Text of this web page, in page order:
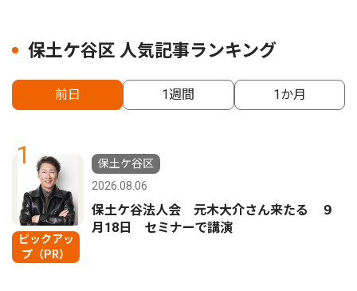
保土ケ谷区 人気記事ランキング
前日 1週間 1か月
1
ピックアッ
プ（PR）
保土ケ谷区
2026.08.06
保土ケ谷法人会 元木大介さん来たる ９
月18日 セミナーで講演